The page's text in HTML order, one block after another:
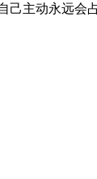
主动永远会